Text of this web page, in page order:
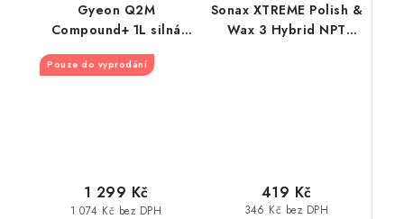
Gyeon Q2M
Compound+ 1L silná
leštící pasta
Pouze do vyprodání
1 074 Kč bez DPH
1 299 Kč
Sonax XTREME Polish &
Wax 3 Hybrid NPT
346 Kč bez DPH
419 Kč